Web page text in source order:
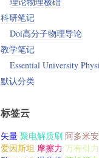
科研笔记
Doi高分子物理导论
教学笔记
Essential University
默认分类
标签云
矢量 聚电解质刷 阿多米
爱因斯坦 摩擦力 万有引力